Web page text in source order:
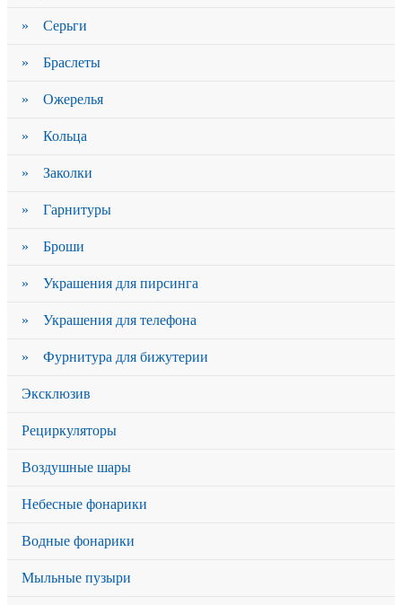
» Серьги
» Браслеты
» Ожерелья
» Кольца
» Заколки
» Гарнитуры
» Броши
» Украшения для пирсинга
» Украшения для телефона
» Фурнитура для бижутерии
Эксклюзив
Рециркуляторы
Воздушные шары
Небесные фонарики
Водные фонарики
Мыльные пузыри